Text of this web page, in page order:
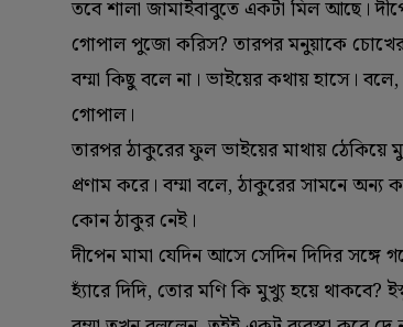
তবে শালা জামাইবাবুতে একটা মিল আছে।
গোপাল পুজো করিস? তারপর মনুয়াকে
বম্মা কিছু বলে না। ভাইয়ের কথায় হাসে।
গোপাল।
তারপর ঠাকুরের ফুল ভাইয়ের মাথায় ঠেকিয়ে
প্রণাম করে। বম্মা বলে, ঠাকুরের সামনে
কোন ঠাকুর নেই।
দীপেন মামা যেদিন আসে সেদিন দিদির সঙ্গে
হ্যাঁরে দিদি, তোর মণি কি মুখ্যু হয়ে থাকবে?